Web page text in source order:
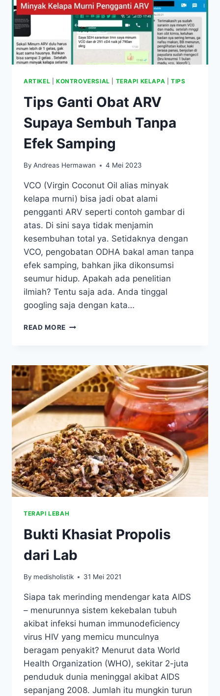
ARTIKEL KONTROVERSIAL TERAPI KELAPA |TIPS
Tips Ganti Obat ARV
Supaya Sembuh Tanpa
Efek Samping
By Andreas Hermawan 4 Mei 2023
VCO (Virgin Coconut Oil alias minyak
kelapa murni) bisa jadi obat alami
pengganti ARV seperti contoh gambar di
atas. Di sini saya tidak menjamin
kesembuhan total ya. Setidaknya dengan
VCO, pengobatan ODHA bakal aman tanpa
efek samping, bahkan jika dikonsumsi
seumur hidup. Apakah ada penelitian
ilmiah? Tentu saja ada. Anda tinggal
googling saja dengan kata…
READ MORE TIPS
SUPAYA
SEMBUH
TANPA
EFEK
SAMPING
TERAPI LEBAH
Bukti Khasiat Propolis
dari Lab
By medisholistik 31 Mei 2021
Siapa tak merinding mendengar kata AIDS
– menurunnya sistem kekebalan tubuh
akibat infeksi human immunodeficiency
virus HIV yang memicu munculnya
beragam penyakit? Menurut data World
Health Organization (WHO), sekitar 2-juta
penduduk dunia meninggal akibat AIDS
sepanjang 2008. Jumlah itu mungkin turun